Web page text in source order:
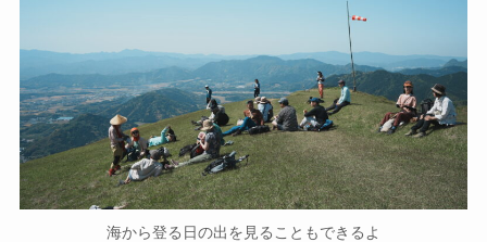
海から登る日の出を見ることもできるよ